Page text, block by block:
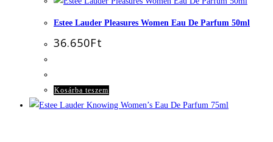
Estee Lauder Pleasures Women Eau De Parfum 50ml
36.650Ft
Kosárba teszem